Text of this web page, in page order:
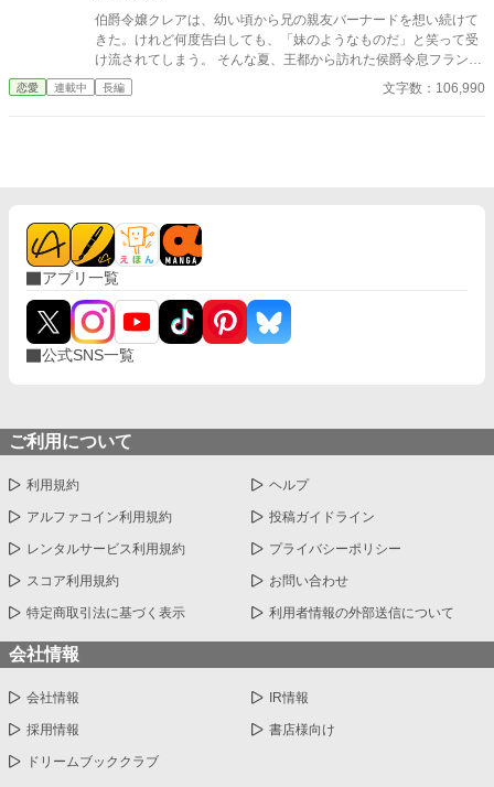
シリーズの裏話を、マネージャーの視点で書いています。 5人の
本編と併せてお読みください。 〈お願い〉 いいなぁと思ってくれ
たら、お気に入り登録をぜひお願いいたします。 みなさまから
の、反応が原動力です
伯爵令嬢クレアは、幼い頃から兄の親友バーナードを想い続けて
きた。けれど何度告白しても、「妹のようなものだ」と笑って受
け流されてしまう。 そんな夏、王都から訪れた侯爵令息フランシ
スは、クレアを一人の女性として見つめ、趣味で描いていた図案
の才能まで認めてくれた。 初めて、自分の夢を応援してくれる
恋愛 連載中 長編 文字数：106,990
アプリ一覧
公式SNS一覧
ご利用について
利用規約 ヘルプ
アルファコイン利用規約 投稿ガイドライン
レンタルサービス利用規約 プライバシーポリシー
スコア利用規約 お問い合わせ
特定商取引法に基づく表示 利用者情報の外部送信について
会社情報
会社情報 IR情報
採用情報 書店様向け
ドリームブッククラブ